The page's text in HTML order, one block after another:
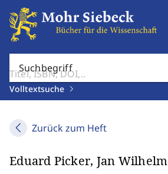
Suchbegriff
Volltextsuche
Zurück zum Heft
Eduard Picker, Jan Wilhelm